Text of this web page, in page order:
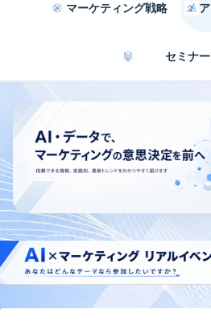
マーケティング戦略
セミナー